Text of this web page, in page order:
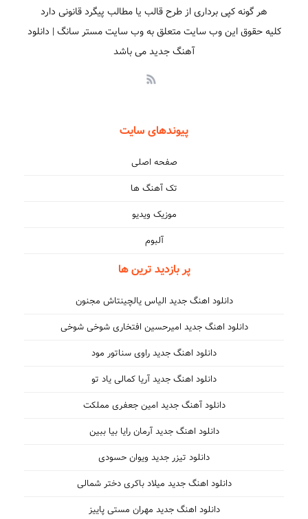
هر گونه کپی برداری از طرح قالب یا مطالب پیگرد قانونی دارد
کلیه حقوق این وب سایت متعلق به وب سایت مستر سانگ | دانلود
آهنگ جدید می باشد
پیوندهای سایت
صفحه اصلی
تک آهنگ ها
موزیک ویدیو
آلبوم
پر بازدید ترین ها
دانلود اهنگ جدید الیاس یالچینتاش مجنون
دانلود اهنگ جدید امیرحسین افتخاری شوخی شوخی
دانلود اهنگ جدید راوی سناتور مود
دانلود اهنگ جدید آریا کمالی یاد تو
دانلود آهنگ جدید امین جعفری مملکت
دانلود اهنگ جدید آرمان رایا بیا ببین
دانلود تیزر جدید ویوان حسودی
دانلود اهنگ جدید میلاد باکری دختر شمالی
دانلود اهنگ جدید مهران مستی پاییز